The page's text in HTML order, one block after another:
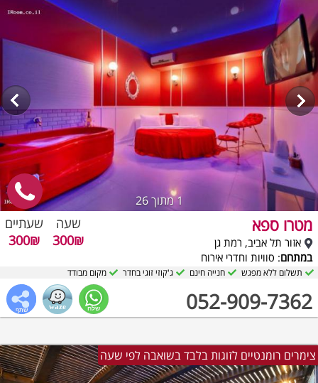
1מתוך 26
מטרו ספא
אזור תל אביב, רמת גן
במתחם: סוויות וחדרי אירוח
052-909-7362
שעה
300₪
שעתיים
300₪
תשלום ללא מפגש חנייה חינם ג'קוזי זוגי בחדר מקום מבודד
צימרים רומנטיים לזוגות בלבד בשואבה לפי שעה